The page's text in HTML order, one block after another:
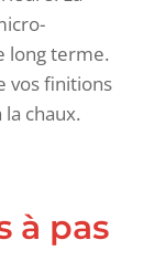
long terme.
vos finitions
chaux.
à pas